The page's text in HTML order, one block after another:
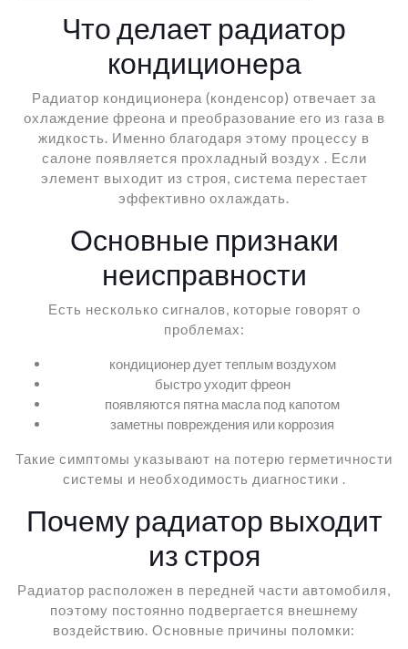
Что делает радиатор
кондиционера
Радиатор кондиционера (конденсор) отвечает за
охлаждение фреона и преобразование его из газа в
жидкость. Именно благодаря этому процессу в
салоне появляется прохладный воздух . Если
элемент выходит из строя, система перестает
эффективно охлаждать.
Основные признаки
неисправности
Есть несколько сигналов, которые говорят о
проблемах:
кондиционер дует теплым воздухом
быстро уходит фреон
появляются пятна масла под капотом
заметны повреждения или коррозия
Такие симптомы указывают на потерю герметичности
системы и необходимость диагностики .
Почему радиатор выходит
из строя
Радиатор расположен в передней части автомобиля,
поэтому постоянно подвергается внешнему
воздействию. Основные причины поломки: